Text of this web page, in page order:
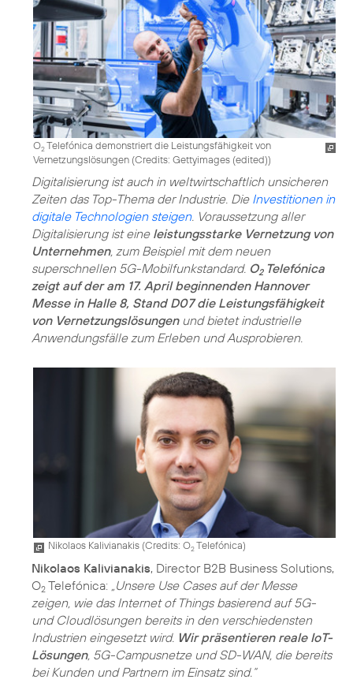
O2Telefónica demonstriert die Leistungsfähigkeit von
Vernetzungslösungen (Credits: Gettyimages (edited))
Digitalisierung ist auch in weltwirtschaftlich unsicheren
Zeiten das Top-Thema der Industrie. Die Investitionen in
digitale Technologien steigen. Voraussetzung aller
Digitalisierung ist eine leistungsstarke Vernetzung von
Unternehmen, zum Beispiel mit dem neuen
superschnellen 5G-Mobilfunkstandard. O2Telefónica
zeigt auf der am 17. April beginnenden Hannover
Messe in Halle 8, Stand D07 die Leistungsfähigkeit
von Vernetzungslösungenund bietet industrielle
Anwendungsfälle zum Erleben und Ausprobieren.
Nikolaos Kalivianakis (Credits: O2Telefónica)
Nikolaos Kalivianakis, Director B2B Business Solutions,
O2 Telefónica: „Unsere Use Cases auf der Messe
zeigen, wie das Internet of Things basierend auf 5G-
und Cloudlösungen bereits in den verschiedensten
Industrien eingesetzt wird. Wir präsentieren reale IoT-
Lösungen, 5G-Campusnetze und SD-WAN, die bereits
bei Kunden und Partnern im Einsatz sind.“